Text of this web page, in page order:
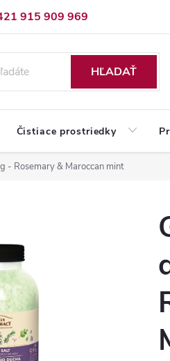
915 909 969
poriadok
HĽADAŤ
Čistiace prostriedky
- Rosemary & Maroccan mint